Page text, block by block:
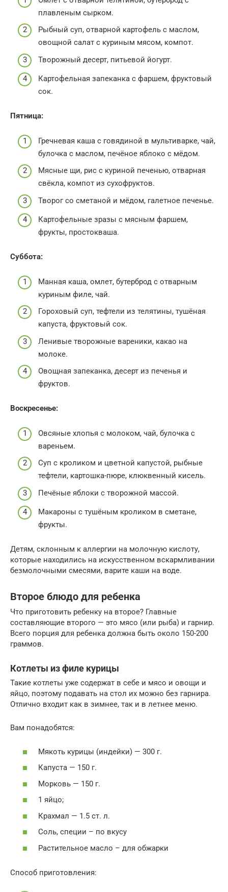
плавленым сырком.
Рыбный суп, отварной картофель с маслом,
овощной салат с куриным мясом, компот.
Творожный десерт, питьевой йогурт.
Картофельная запеканка с фаршем, фруктовый
сок.
Пятница:
Гречневая каша с говядиной в мультиварке, чай,
булочка с маслом, печёное яблоко с мёдом.
Мясные щи, рис с куриной печенью, отварная
свёкла, компот из сухофруктов.
Творог со сметаной и мёдом, галетное печенье.
Картофельные зразы с мясным фаршем,
фрукты, простокваша.
Суббота:
Манная каша, омлет, бутерброд с отварным
куриным филе, чай.
Гороховый суп, тефтели из телятины, тушёная
капуста, фруктовый сок.
Ленивые творожные вареники, какао на
молоке.
Овощная запеканка, десерт из печенья и
фруктов.
Воскресенье:
Овсяные хлопья с молоком, чай, булочка с
вареньем.
Суп с кроликом и цветной капустой, рыбные
тефтели, картошка-пюре, клюквенный кисель.
Печёные яблоки с творожной массой.
Макароны с тушёным кроликом в сметане,
фрукты.
Детям, склонным к аллергии на молочную кислоту,
которые находились на искусственном вскармливании
безмолочными смесями, варите каши на воде.
Второе блюдо для ребенка
Что приготовить ребенку на второе? Главные
составляющие второго — это мясо (или рыба) и гарнир.
Всего порция для ребенка должна быть около 150-200
граммов.
Котлеты из филе курицы
Такие котлеты уже содержат в себе и мясо и овощи и
яйцо, поэтому подавать на стол их можно без гарнира.
Отлично входит как в зимнее, так и в летнее меню.
Вам понадобятся:
Мякоть курицы (индейки) — 300 г.
Капуста — 150 г.
Морковь — 150 г.
1 яйцо;
Крахмал — 1.5 ст. л.
Соль, специи – по вкусу
Растительное масло – для обжарки
Способ приготовления: